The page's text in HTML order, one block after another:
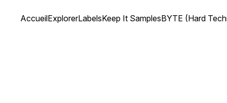
AccueilExplorerLabelsKeep It SamplesBYTE (Hard